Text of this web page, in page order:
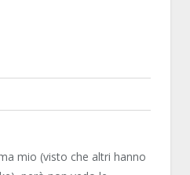
mio (visto che altri hanno